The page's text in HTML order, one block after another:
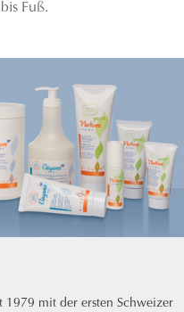
Fuß.
1979 mit der ersten Schweizer